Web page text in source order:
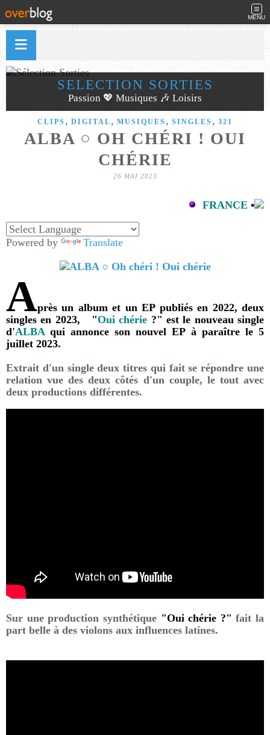
MENU
SÉLECTION SORTIES
Passion 💖 Musiques 🎶 Loisirs
CLIPS , DIGITAL , MUSIQUES , SINGLES , 321
ALBA ○ OH CHÉRI ! OUI
CHÉRIE
26 MAI 2023
FRANCE •
Powered by Translate
Après un album et un EP publiés en 2022, deux
singles en 2023, "Oui chérie ?" est le nouveau single
d'ALBAqui annonce son nouvel EP à paraître le 5
juillet 2023.
Extrait d'un single deux titres qui fait se répondre une
relation vue des deux côtés d'un couple, le tout avec
deux productions différentes.
Sur une production synthétique"Oui chérie ?"fait la
part belle à des violons aux influences latines.